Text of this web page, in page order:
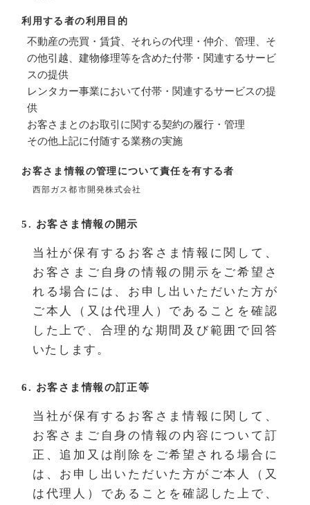
利用する者の利用目的
不動産の売買・賃貸、それらの代理・仲介、管理、そ
の他引越、建物修理等を含めた付帯・関連するサービ
スの提供
レンタカー事業において付帯・関連するサービスの提
供
お客さまとのお取引に関する契約の履行・管理
その他上記に付随する業務の実施
お客さま情報の管理について責任を有する者
西部ガス都市開発株式会社
5. お客さま情報の開示
当社が保有するお客さま情報に関して、
お客さまご自身の情報の開示をご希望さ
れる場合には、お申し出いただいた方が
ご本人（又は代理人）であることを確認
した上で、合理的な期間及び範囲で回答
いたします。
6. お客さま情報の訂正等
当社が保有するお客さま情報に関して、
お客さまご自身の情報の内容について訂
正、追加又は削除をご希望される場合に
は、お申し出いただいた方がご本人（又
は代理人）であることを確認した上で、